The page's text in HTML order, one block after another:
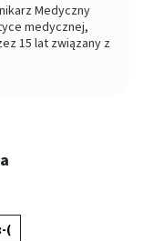
Medyczny
medycznej,
15 lat związany z
(